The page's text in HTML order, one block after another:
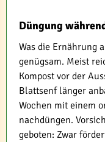
Düngung
Was die Ernährung
genügsam. Meist
Kompost vor der
Blattsenf länger
Wochen mit einem
nachdüngen.
geboten: Zwar